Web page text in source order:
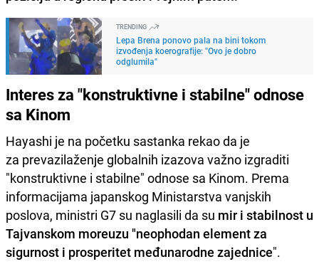
TRENDING
Lepa Brena ponovo pala na bini tokom
izvođenja koerografije: "Ovo je dobro
odglumila"
Interes za "konstruktivne i stabilne" odnose
sa Kinom
Hayashi je na početku sastanka rekao da je
za prevazilaženje globalnih izazova važno izgraditi
"konstruktivne i stabilne" odnose sa Kinom. Prema
informacijama japanskog Ministarstva vanjskih
poslova, ministri G7 su naglasili da su mir i stabilnost u
Tajvanskom moreuzu "neophodan element za
sigurnost i prosperitet međunarodne zajednice".